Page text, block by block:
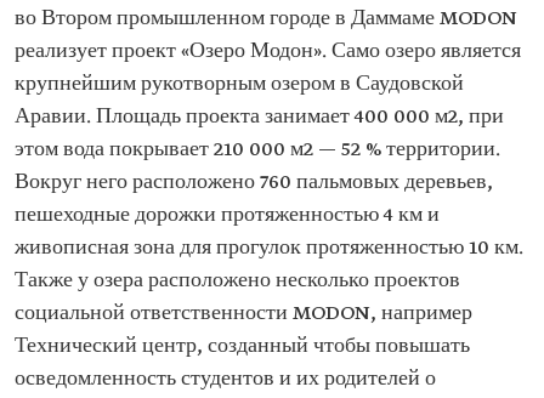
во Втором промышленном городе в Даммаме MODON
реализует проект «Озеро Модон». Само озеро является
крупнейшим рукотворным озером в Саудовской
Аравии. Площадь проекта занимает 400 000 м2, при
этом вода покрывает 210 000 м2 — 52 % территории.
Вокруг него расположено 760 пальмовых деревьев,
пешеходные дорожки протяженностью 4 км и
живописная зона для прогулок протяженностью 10 км.
Также у озера расположено несколько проектов
социальной ответственности MODON, например
Технический центр, созданный чтобы повышать
осведомленность студентов и их родителей о